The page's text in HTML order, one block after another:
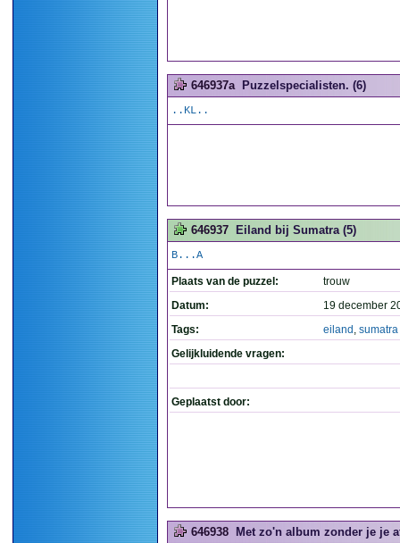
646937a Puzzelspecialisten. (6)
..KL..
646937 Eiland bij Sumatra (5)
B...A
Plaats van de puzzel:
trouw
Datum:
19 december
Tags:
eiland , sumatra
Gelijkluidende vragen:
Geplaatst door:
646938 Met zo'n album zonder je je